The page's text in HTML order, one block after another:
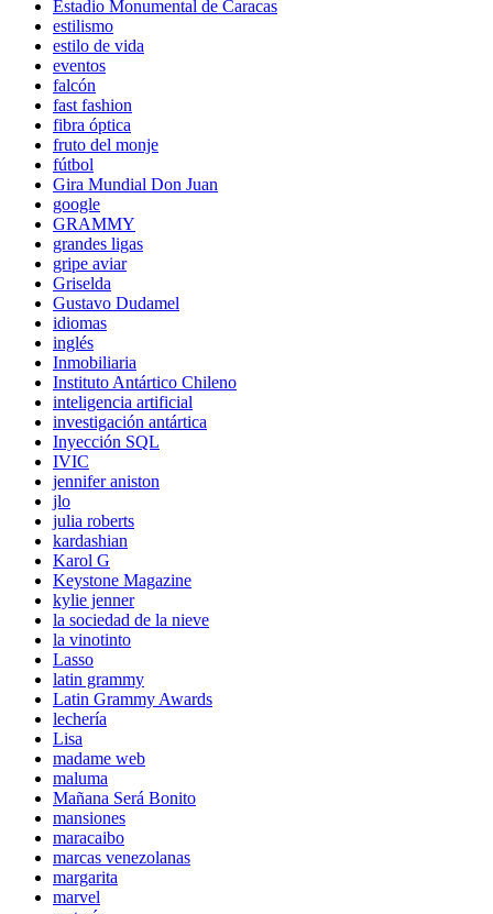
Estadio Monumental de Caracas
estilismo
estilo de vida
eventos
falcón
fast fashion
fibra óptica
fruto del monje
fútbol
Gira Mundial Don Juan
google
GRAMMY
grandes ligas
gripe aviar
Griselda
Gustavo Dudamel
idiomas
inglés
Inmobiliaria
Instituto Antártico Chileno
inteligencia artificial
investigación antártica
Inyección SQL
IVIC
jennifer aniston
jlo
julia roberts
kardashian
Karol G
Keystone Magazine
kylie jenner
la sociedad de la nieve
la vinotinto
Lasso
latin grammy
Latin Grammy Awards
lechería
Lisa
madame web
maluma
Mañana Será Bonito
mansiones
maracaibo
marcas venezolanas
margarita
marvel